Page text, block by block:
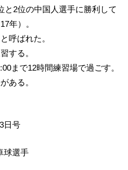
と2位の中国人選手に勝利して
年）。
呼ばれた。
する。
まで12時間練習場で過ごす。
ある。
日号
球選手